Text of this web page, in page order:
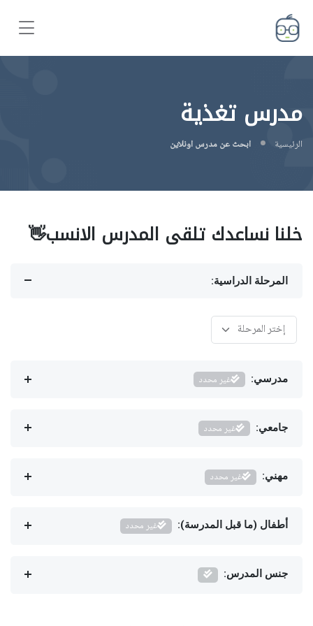
مدرس تغذية
الرئيسية ابحث عن مدرس اونلاين
خلنا نساعدك تلقى المدرس الانسب👋
المرحلة الدراسية:
مدرسي: غير محدد
جامعي: غير محدد
مهني: غير محدد
أطفال (ما قبل المدرسة): غير محدد
جنس المدرس: